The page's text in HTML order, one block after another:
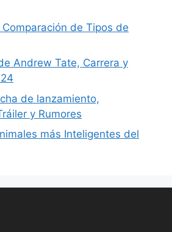
de Tipos de
Andrew Tate, Carrera y
de lanzamiento,
y Rumores
más Inteligentes del